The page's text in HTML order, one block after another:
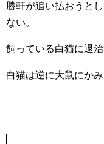
勝軒が追い払おうと
ない。
飼っている白猫に退
白猫は逆に大鼠にか